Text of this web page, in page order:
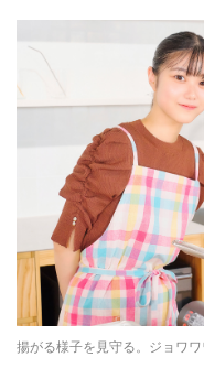
揚がる様子を見守る。ジョワ